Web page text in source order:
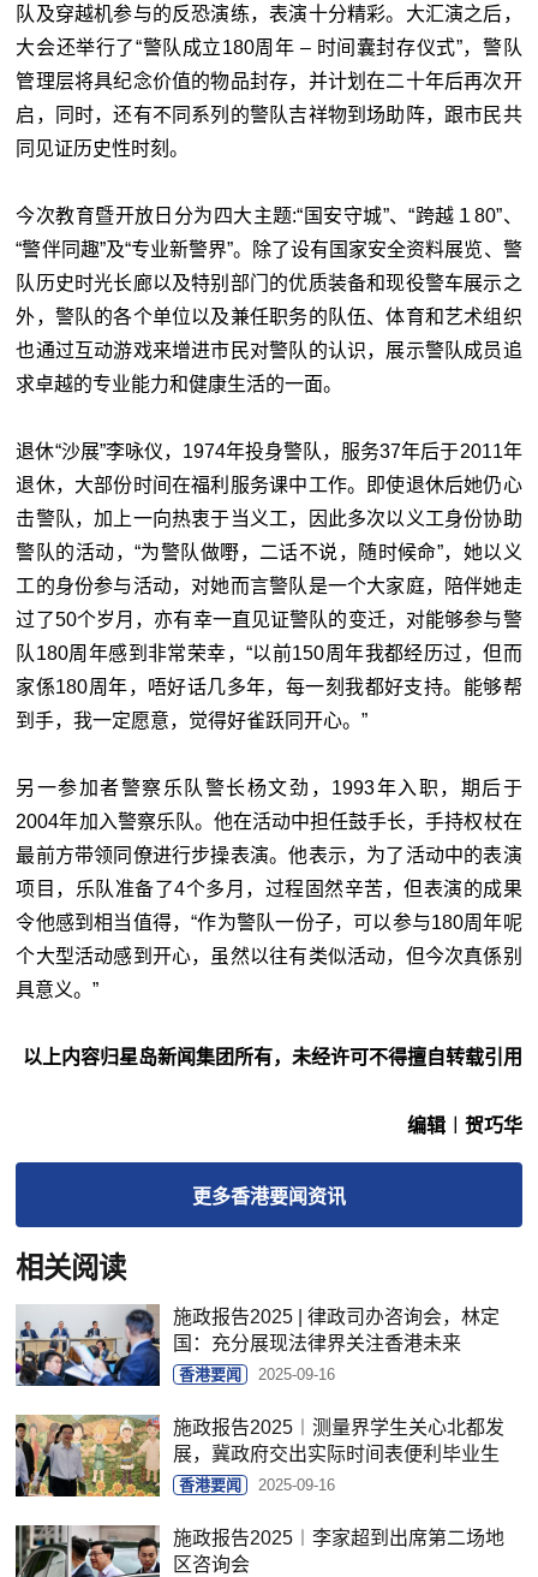
队及穿越机参与的反恐演练，表演十分精彩。大汇演之后，
大会还举行了“警队成立180周年 – 时间囊封存仪式”，警队
管理层将具纪念价值的物品封存，并计划在二十年后再次开
启，同时，还有不同系列的警队吉祥物到场助阵，跟市民共
同见证历史性时刻。
今次教育暨开放日分为四大主题:“国安守城”、“跨越１80”、
“警伴同趣”及“专业新警界”。除了设有国家安全资料展览、警
队历史时光长廊以及特别部门的优质装备和现役警车展示之
外，警队的各个单位以及兼任职务的队伍、体育和艺术组织
也通过互动游戏来增进市民对警队的认识，展示警队成员追
求卓越的专业能力和健康生活的一面。
退休“沙展”李咏仪，1974年投身警队，服务37年后于2011年
退休，大部份时间在福利服务课中工作。即使退休后她仍心
击警队，加上一向热衷于当义工，因此多次以义工身份协助
警队的活动，“为警队做嘢，二话不说，随时候命”，她以义
工的身份参与活动，对她而言警队是一个大家庭，陪伴她走
过了50个岁月，亦有幸一直见证警队的变迁，对能够参与警
队180周年感到非常荣幸，“以前150周年我都经历过，但而
家係180周年，唔好话几多年，每一刻我都好支持。能够帮
到手，我一定愿意，觉得好雀跃同开心。”
另一参加者警察乐队警长杨文劲，1993年入职，期后于
2004年加入警察乐队。他在活动中担任鼓手长，手持权杖在
最前方带领同僚进行步操表演。他表示，为了活动中的表演
项目，乐队准备了4个多月，过程固然辛苦，但表演的成果
令他感到相当值得，“作为警队一份子，可以参与180周年呢
个大型活动感到开心，虽然以往有类似活动，但今次真係别
具意义。”
以上内容归星岛新闻集团所有，未经许可不得擅自转载引用
编辑︱贺巧华
更多香港要闻资讯
相关阅读
施政报告2025 | 律政司办咨询会，林定
国：充分展现法律界关注香港未来
香港要闻 2025-09-16
施政报告2025︱测量界学生关心北都发
展，冀政府交出实际时间表便利毕业生
香港要闻 2025-09-16
施政报告2025︱李家超到出席第二场地
区咨询会